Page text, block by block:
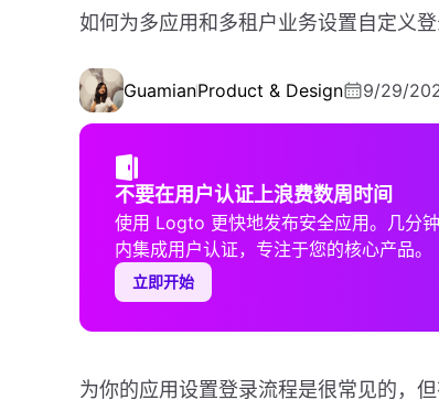
如何为多应用和多租户业务设置自定义登
GuamianProduct & Design 9/29/
不要在用户认证上浪费数周时间
使用 Logto 更快地发布安全应用。几分钟
内集成用户认证，专注于您的核心产品。
立即开始
为你的应用设置登录流程是很常见的，